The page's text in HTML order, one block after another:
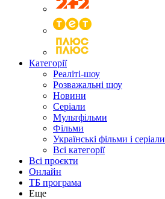
Категорії
Реаліті-шоу
Розважальні шоу
Новини
Серіали
Мультфільми
Фільми
Українські фільми і серіали
Всі категорії
Всі проєкти
Онлайн
ТБ програма
Еще